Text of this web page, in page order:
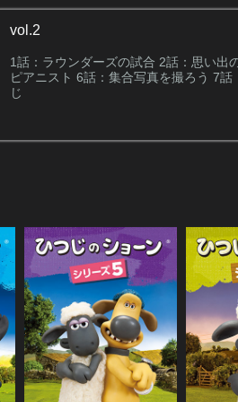
vol.2
1話：ラウンダーズの試合 2話：思い出
ピアニスト 6話：集合写真を撮ろう 7
じ